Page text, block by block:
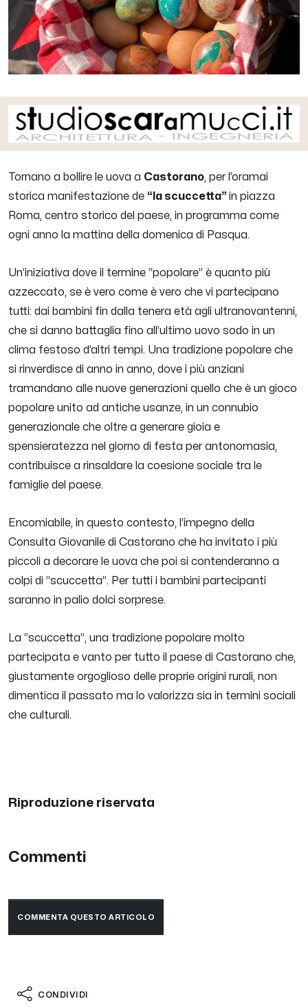
Tornano a bollire le uova a Castorano, per l’oramai
storica manifestazione de “la scuccetta” in piazza
Roma, centro storico del paese, in programma come
ogni anno la mattina della domenica di Pasqua.
Un’iniziativa dove il termine “popolare” è quanto più
azzeccato, se è vero come è vero che vi partecipano
tutti: dai bambini fin dalla tenera età agli ultranovantenni,
che si danno battaglia fino all’ultimo uovo sodo in un
clima festoso d’altri tempi. Una tradizione popolare che
si rinverdisce di anno in anno, dove i più anziani
tramandano alle nuove generazioni quello che è un gioco
popolare unito ad antiche usanze, in un connubio
generazionale che oltre a generare gioia e
spensieratezza nel giorno di festa per antonomasia,
contribuisce a rinsaldare la coesione sociale tra le
famiglie del paese.
Encomiabile, in questo contesto, l’impegno della
Consulta Giovanile di Castorano che ha invitato i più
piccoli a decorare le uova che poi si contenderanno a
colpi di “scuccetta”. Per tutti i bambini partecipanti
saranno in palio dolci sorprese.
La “scuccetta”, una tradizione popolare molto
partecipata e vanto per tutto il paese di Castorano che,
giustamente orgoglioso delle proprie origini rurali, non
dimentica il passato ma lo valorizza sia in termini sociali
che culturali.
Riproduzione riservata
Commenti
COMMENTA QUESTO ARTICOLO
CONDIVIDI